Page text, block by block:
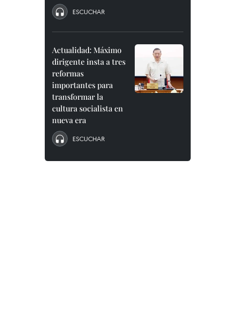
ESCUCHAR
Actualidad: Máximo
dirigente insta a tres
reformas
importantes para
transformar la
cultura socialista en
nueva era
ESCUCHAR